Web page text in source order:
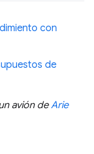
con
de
avión deArie